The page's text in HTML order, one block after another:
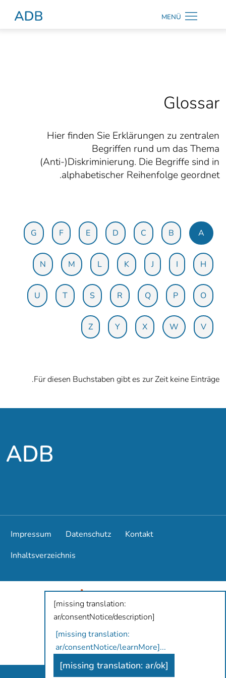
MENÜ
Suche
Glossar
Hier finden Sie Erklärungen zu zentralen
Begriffen rund um das Thema
(Anti-)Diskriminierung. Die Begriffe sind in
alphabetischer Reihenfolge geordnet.
A
B
C
D
E
F
G
H
I
J
K
L
M
N
O
P
Q
R
S
T
U
V
W
X
Y
Z
Für diesen Buchstaben gibt es zur Zeit keine Einträge.
Impressum Datenschutz
Kontakt
Inhaltsverzeichnis
Antidiskriminierungsbüro Hamburg
[missing translation:
ar/consentNotice/description]
[missing translation:
ar/consentNotice/learnMore]...
[missing translation: ar/ok]